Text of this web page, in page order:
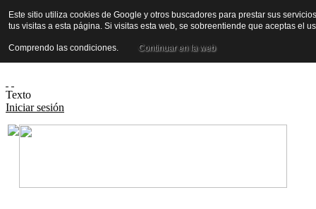
Texto
Iniciar sesión
Este sitio utiliza cookies de Google y otros buscadores para prestar sus
tus visitas a esta página. Si visitas esta web, se sobreentiende que aceptas el
Comprendo las condiciones. Continuar en la web